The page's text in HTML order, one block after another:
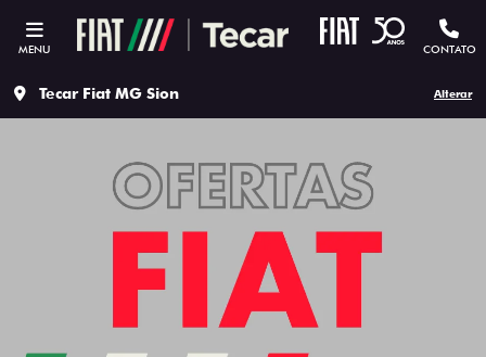
MENU CONTATO
Tecar Fiat MG Sion Alterar